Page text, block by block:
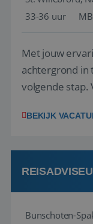
33-36 uur
Met jouw
achtergrond in
volgende stap.
wensen van je
klanten te
boeken! ...
BEKIJK
Bunschoten-